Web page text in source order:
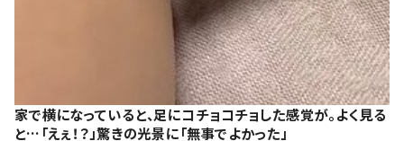
家で横になっていると、足にコチョコチョした感覚が。よく見る
と…「えぇ！？」驚きの光景に「無事でよかった」